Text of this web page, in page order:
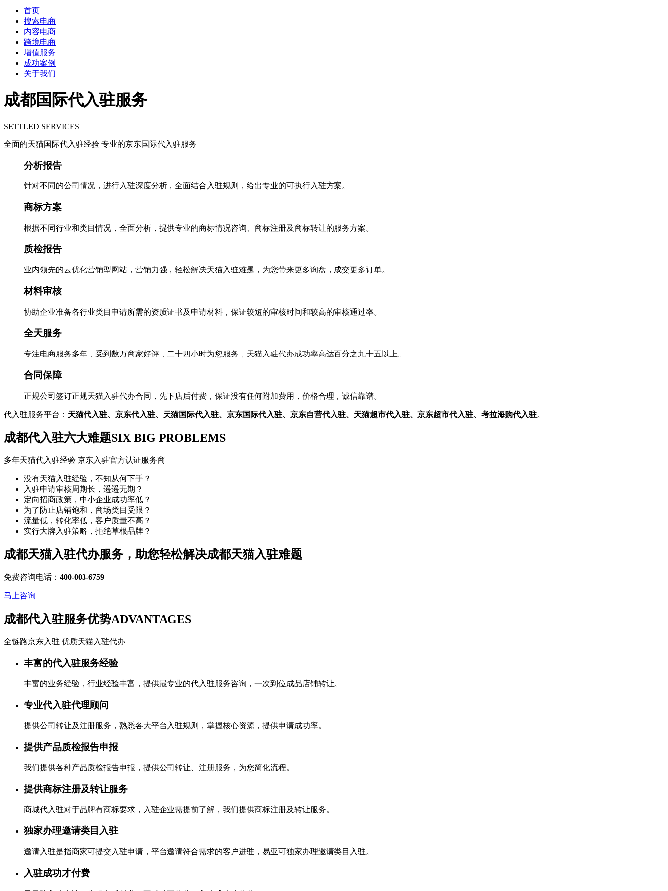
首页
搜索电商
内容电商
跨境电商
增值服务
成功案例
关于我们
成都国际代入驻服务
SETTLED SERVICES
全面的天猫国际代入驻经验 专业的京东国际代入驻服务
分析报告
针对不同的公司情况，进行入驻深度分析，全面结合入驻规则，给出专业的可执行入驻方案。
商标方案
根据不同行业和类目情况，全面分析，提供专业的商标情况咨询、商标注册及商标转让的服务方案。
质检报告
业内领先的云优化营销型网站，营销力强，轻松解决天猫入驻难题，为您带来更多询盘，成交更多订单。
材料审核
协助企业准备各行业类目申请所需的资质证书及申请材料，保证较短的审核时间和较高的审核通过率。
全天服务
专注电商服务多年，受到数万商家好评，二十四小时为您服务，天猫入驻代办成功率高达百分之九十五以上。
合同保障
正规公司签订正规天猫入驻代办合同，先下店后付费，保证没有任何附加费用，价格合理，诚信靠谱。
代入驻服务平台： 天猫代入驻、京东代入驻、天猫国际代入驻、京东国际代入驻、京东自营代入驻、天猫超市代入驻、京东超市代入驻、考拉海购代入驻。
成都代入驻六大难题SIX BIG PROBLEMS
多年天猫代入驻经验 京东入驻官方认证服务商
没有天猫入驻经验，不知从何下手？
入驻申请审核周期长，遥遥无期？
定向招商政策，中小企业成功率低？
为了防止店铺饱和，商场类目受限？
流量低，转化率低，客户质量不高？
实行大牌入驻策略，拒绝草根品牌？
成都天猫入驻代办服务，助您轻松解决成都天猫入驻难题
免费咨询电话： 400-003-6759
马上咨询
成都代入驻服务优势ADVANTAGES
全链路京东入驻 优质天猫入驻代办
丰富的代入驻服务经验
丰富的业务经验，行业经验丰富，提供最专业的代入驻服务咨询，一次到位成品店铺转让。
专业代入驻代理顾问
提供公司转让及注册服务，熟悉各大平台入驻规则，掌握核心资源，提供申请成功率。
提供产品质检报告申报
我们提供各种产品质检报告申报，提供公司转让、注册服务，为您简化流程。
提供商标注册及转让服务
商城代入驻对于品牌有商标要求，入驻企业需提前了解，我们提供商标注册及转让服务。
独家办理邀请类目入驻
邀请入驻是指商家可提交入驻申请，平台邀请符合需求的客户进驻，易亚可独家办理邀请类目入驻。
入驻成功才付费